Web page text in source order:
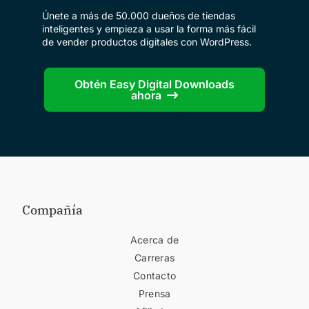
Únete a más de 50.000 dueños de tiendas
inteligentes y empieza a usar la forma más fácil
de vender productos digitales con WordPress.
Obtén Easy Digital Downloads
ahora
Compañía
Acerca de
Carreras
Contacto
Prensa